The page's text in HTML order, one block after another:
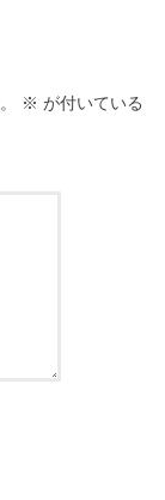
※ が付いている